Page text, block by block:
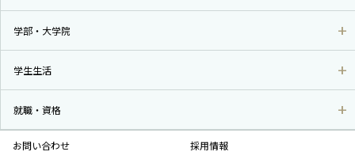
学部・大学院
学生生活
就職・資格
お問い合わせ 採用情報